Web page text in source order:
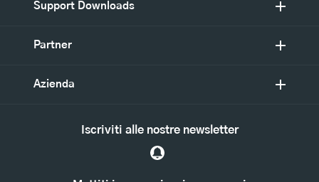
Support Downloads
Partner
Azienda
Iscriviti alle nostre newsletter